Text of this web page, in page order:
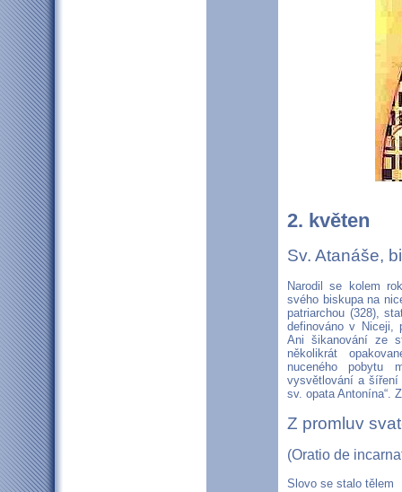
2. květen
Sv. Atanáše,
Narodil se kolem
svého biskupa na
patriarchou (328),
definováno v Niceji,
Ani šikanování ze
několikrát
nuceného pobytu
vysvětlování a šíření
sv. opata Antonína“.
Z promluv
(Oratio de
Slovo se stalo tělem